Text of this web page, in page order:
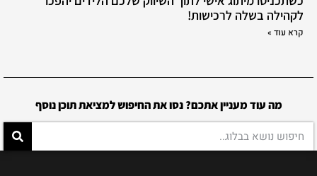
לקהילה בשלה לרכישות!
קרא עוד »
מה עוד מעניין אתכם? נסו את החיפוש למציאת תוכן נוסף